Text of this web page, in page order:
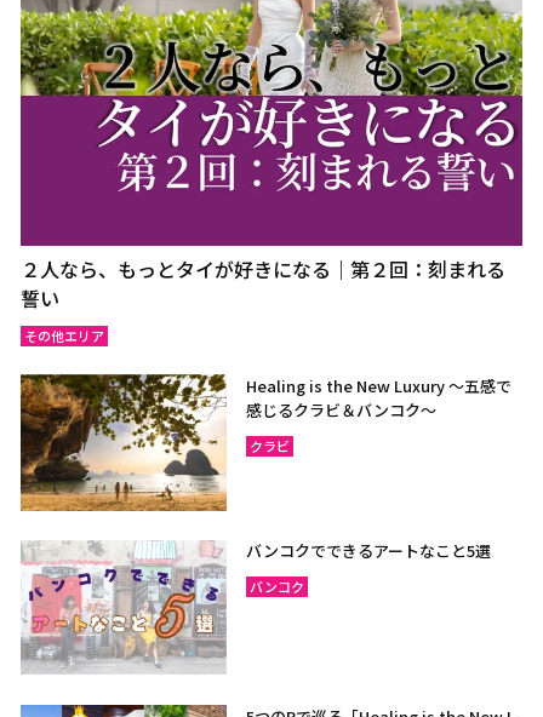
２人なら、もっとタイが好きになる｜第２回：刻まれる
誓い
その他エリア
Healing is the New Luxury ～五感で
感じるクラビ＆バンコク～
クラビ
バンコクでできるアートなこと5選
バンコク